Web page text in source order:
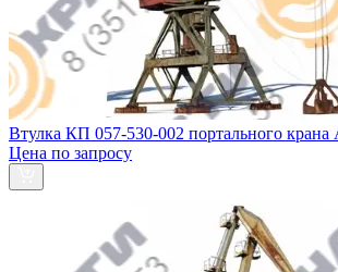
Втулка КП 057-530-002 портального крана
Цена по запросу